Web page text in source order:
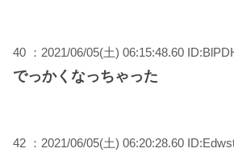
40 ：2021/06/05(土) 06:15:48.60
でっかくなっちゃった
42 ：2021/06/05(土) 06:20:28.60